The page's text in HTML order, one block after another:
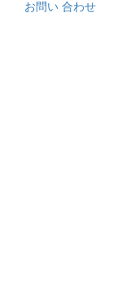
お問い 合わせ